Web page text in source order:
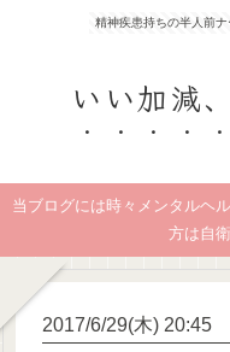
精神疾患持ちの半人前
いい加減
当ブログには時々メンタルヘ
方は自
2017/6/29(木) 20:45